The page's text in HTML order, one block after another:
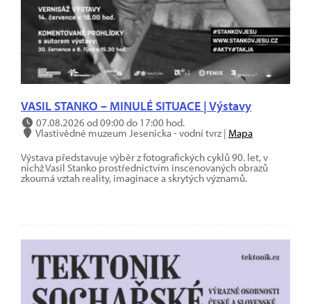
VASIL STANKO – MINULÉ SITUACE | Výstavy
07.08.2026 od 09:00 do 17:00 hod.
Vlastivědné muzeum Jesenicka - vodní tvrz | Mapa
Výstava představuje výběr z fotografických cyklů 90. let, v
nichž Vasil Stanko prostřednictvím inscenovaných obrazů
zkoumá vztah reality, imaginace a skrytých významů.